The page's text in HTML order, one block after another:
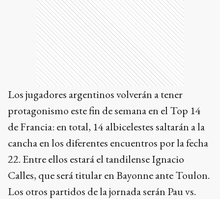
Los jugadores argentinos volverán a tener
protagonismo este fin de semana en el Top 14
de Francia: en total, 14 albicelestes saltarán a la
cancha en los diferentes encuentros por la fecha
22. Entre ellos estará el tandilense Ignacio
Calles, que será titular en Bayonne ante Toulon.
Los otros partidos de la jornada serán Pau vs.